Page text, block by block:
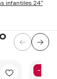
infantiles 24"
-19%